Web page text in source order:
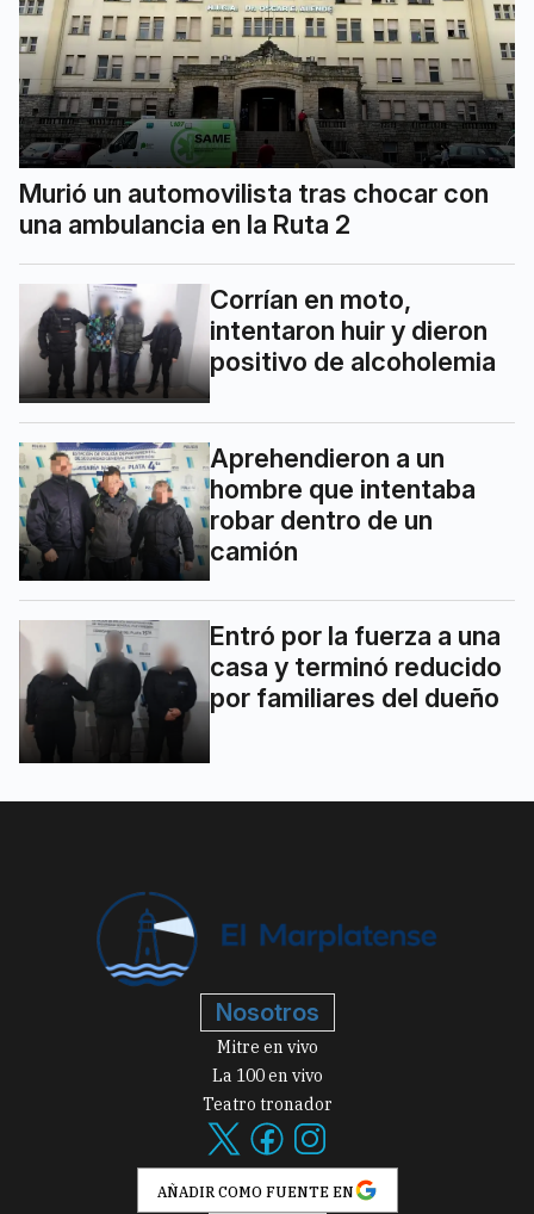
Murió un automovilista tras chocar con
una ambulancia en la Ruta 2
Corrían en moto,
intentaron huir y dieron
positivo de alcoholemia
Aprehendieron a un
hombre que intentaba
robar dentro de un
camión
Entró por la fuerza a una
casa y terminó reducido
por familiares del dueño
Nosotros
Mitre en vivo
La 100 en vivo
Teatro tronador
AÑADIR COMO FUENTE EN